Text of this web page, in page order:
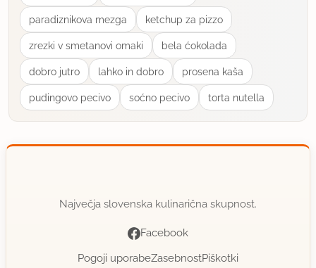
paradiznikova mezga ketchup za pizzo
zrezki v smetanovi omaki bela ćokolada
dobro jutro lahko in dobro prosena kaša
pudingovo pecivo soćno pecivo torta nutella
Največja slovenska kulinarična skupnost.
Facebook
Pogoji uporabeZasebnostPiškotki